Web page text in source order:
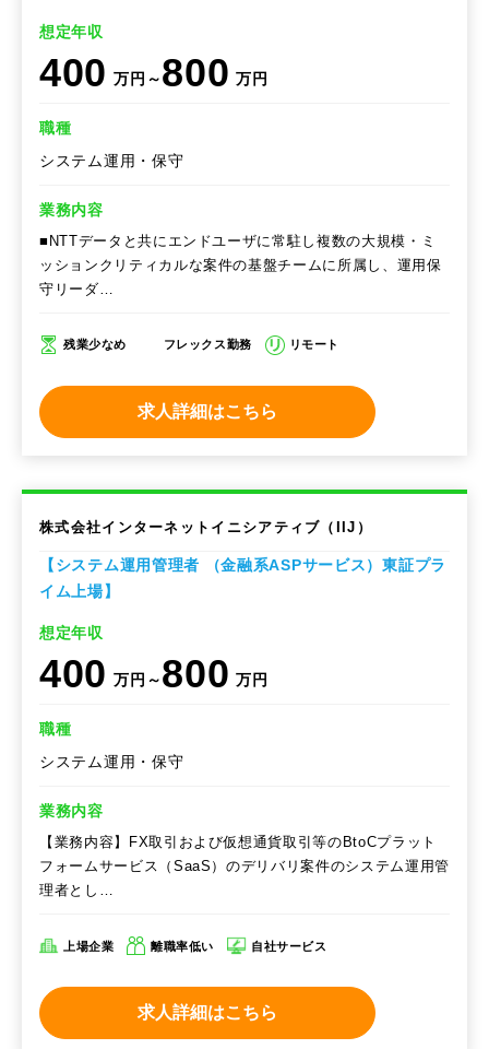
想定年収
400 万円～800 万円
職種
システム運用・保守
業務内容
■NTTデータと共にエンドユーザに常駐し複数の大規模・ミ
ッションクリティカルな案件の基盤チームに所属し、運用保
守リーダ…
残業少なめ フレックス勤務 リモート
求人詳細はこちら
株式会社インターネットイニシアティブ（IIJ）
【システム運用管理者 （金融系ASPサービス）東証プラ
イム上場】
想定年収
400 万円～800 万円
職種
システム運用・保守
業務内容
【業務内容】FX取引および仮想通貨取引等のBtoCプラット
フォームサービス（SaaS）のデリバリ案件のシステム運用管
理者とし…
上場企業 離職率低い 自社サービス
求人詳細はこちら